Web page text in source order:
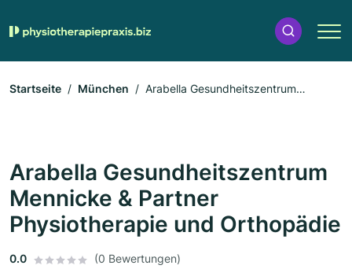
Startseite München
Arabella Gesundheitszentrum
Arabella Gesundheitszentrum
Mennicke & Partner
Physiotherapie und Orthopädie
0.0 (0 Bewertungen)